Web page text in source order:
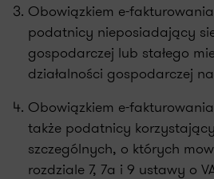
Obowiązkiem e-
podatnicy nieposiadający
gospodarczej lub stałego
działalności gospodarczej
Obowiązkiem e-
także podatnicy
szczególnych, o których
rozdziale 7, 7a i 9 ustawy o